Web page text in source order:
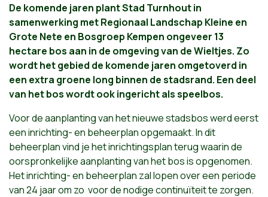
De komende jaren plant Stad Turnhout in
samenwerking met Regionaal Landschap Kleine en
Grote Nete en Bosgroep Kempen ongeveer 13
hectare bos aan in de omgeving van de Wieltjes. Zo
wordt het gebied de komende jaren omgetoverd in
een extra groene long binnen de stadsrand. Een deel
van het bos wordt ook ingericht als speelbos.
Voor de aanplanting van het nieuwe stadsbos werd eerst
een inrichting- en beheerplan opgemaakt. In dit
beheerplan vind je het inrichtingsplan terug waarin de
oorspronkelijke aanplanting van het bos is opgenomen.
Het inrichting- en beheerplan zal lopen over een periode
van 24 jaar om zo voor de nodige continuïteit te zorgen.